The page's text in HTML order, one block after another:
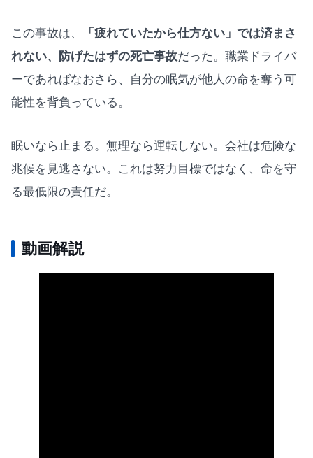
この事故は、
「疲れていたから仕方ない」では済まさ
れない、防げたはずの死亡事故だった。職業ドライバ
ーであればなおさら、自分の眠気が他人の命を奪う可
能性を背負っている。
眠いなら止まる。無理なら運転しない。会社は危険な
兆候を見逃さない。これは努力目標ではなく、命を守
る最低限の責任だ。
動画解説